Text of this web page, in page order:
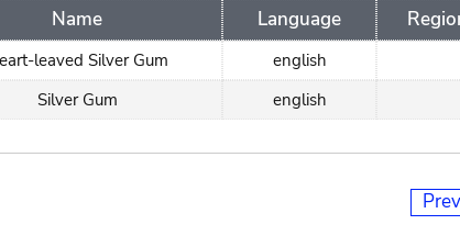
Name Language
leaved Silver Gum english
Silver Gum
english